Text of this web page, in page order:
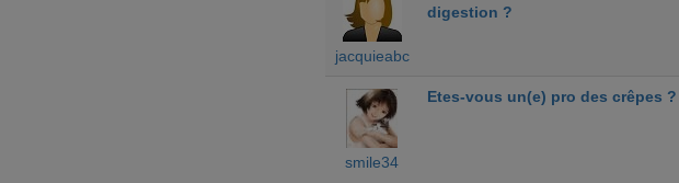
jacquieabc
digestion ?
smile34
Etes-vous un(e) pro des crêpes ?